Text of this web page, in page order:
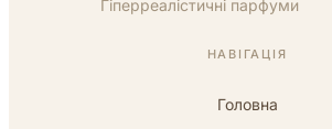
Гіперреалістичні парфуми
НАВІГАЦІЯ
Головна